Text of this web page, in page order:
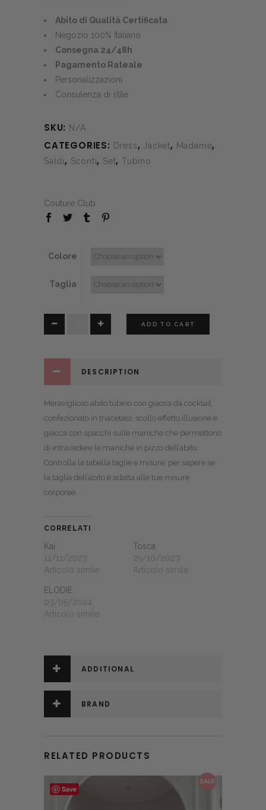
was:
€840.00.
is:
€270.00.
Abito di Qualità Certificata
Negozio 100% Italiano
Consegna 24/48h
Pagamento Rateale
Personalizzazioni
Consulenza di stile
SKU: N/A
CATEGORIES: Dress, Jacket, Madame,
Saldi, Sconti, Set,Tubino
Couture Club
Colore
Taglia
quantity
ADD TO CART
DESCRIPTION
Meraviglioso abito tubino con giacca da cocktail,
confezionato in triacetato, scollo effetto illusione e
giacca con spacchi sulle maniche che permettono
di intravedere le maniche in pizzo dell’abito.
Controlla la tabella taglie e misure, per sapere se
la taglia dell’abito è adatta alle tue misure
corporee.
CORRELATI
Kai
11/11/2023
Articolo simile
Tosca
25/10/2023
Articolo simile
ELODIE
03/05/2024
Articolo simile
ADDITIONAL
BRAND
RELATED PRODUCTS
Save
SALE!
This product has multiple variants. The options may be chosen on the product page